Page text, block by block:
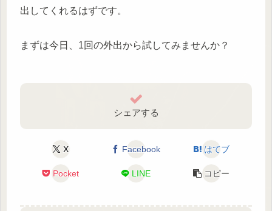
出してくれるはずです。
まずは今日、1回の外出から試してみませんか？
シェアする
X Facebook はてブ
Pocket LINE コピー